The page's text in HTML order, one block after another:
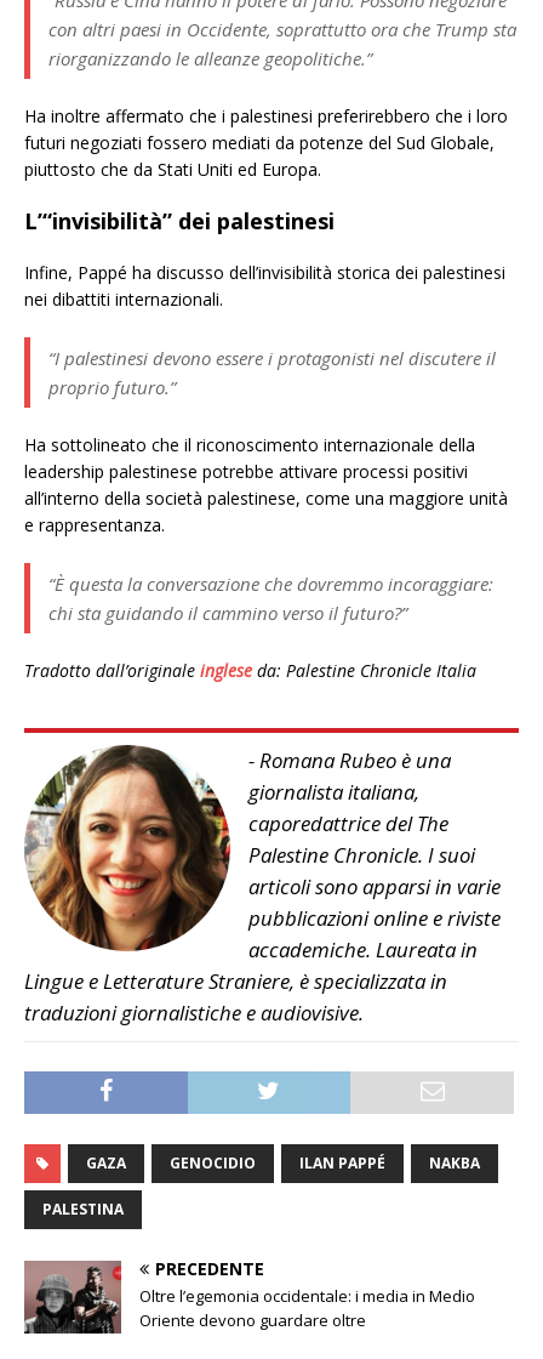
con altri paesi in Occidente, soprattutto ora che Trump sta
riorganizzando le alleanze geopolitiche.”
Ha inoltre affermato che i palestinesi preferirebbero che i loro
futuri negoziati fossero mediati da potenze del Sud Globale,
piuttosto che da Stati Uniti ed Europa.
L’“invisibilità” dei palestinesi
Infine, Pappé ha discusso dell’invisibilità storica dei palestinesi
nei dibattiti internazionali.
“I palestinesi devono essere i protagonisti nel discutere il
proprio futuro.”
Ha sottolineato che il riconoscimento internazionale della
leadership palestinese potrebbe attivare processi positivi
all’interno della società palestinese, come una maggiore unità
e rappresentanza.
“È questa la conversazione che dovremmo incoraggiare:
chi sta guidando il cammino verso il futuro?”
Tradotto dall’originale inglese da: Palestine Chronicle Italia
- Romana Rubeo è una
giornalista italiana,
caporedattrice del The
Palestine Chronicle. I suoi
articoli sono apparsi in varie
pubblicazioni online e riviste
accademiche. Laureata in
Lingue e Letterature Straniere, è specializzata in
traduzioni giornalistiche e audiovisive.
GAZA GENOCIDIO ILAN PAPPÉ NAKBA
PALESTINA
PRECEDENTE
Oltre l’egemonia occidentale: i media in Medio
Oriente devono guardare oltre